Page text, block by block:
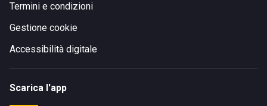
Termini e condizioni
Gestione cookie
Accessibilità digitale
Scarica l'app